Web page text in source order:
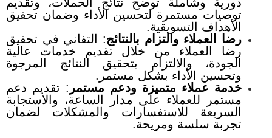
توصيات مستمرة لتحسين الأداء وضمان تحقيق
الأهداف التسويقية.
رضا العملاء والتزام بالنتائج:
التفاني في تحقيق
رضا العملاء من خلال تقديم خدمات عالية
الجودة، والالتزام بتحقيق النتائج المرجوة
وتحسين الأداء بشكل مستمر.
خدمة عملاء متميزة ودعم مستمر : تقديم دعم
مستمر للعملاء على مدار الساعة، والاستجابة
السريعة للاستفسارات والمشكلات لضمان
تجربة سلسة ومريحة.